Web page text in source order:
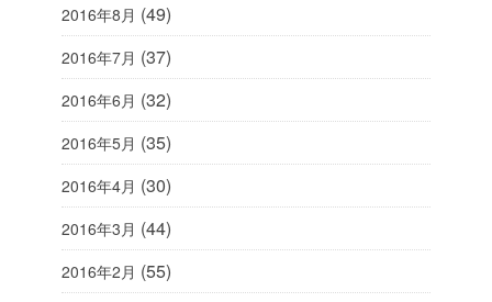
2016年8月 (49)
2016年7月 (37)
2016年6月 (32)
2016年5月 (35)
2016年4月 (30)
2016年3月 (44)
2016年2月 (55)